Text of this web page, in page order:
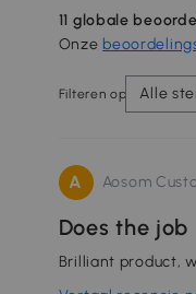
11 globale
Onze
Filteren op Alle
A Aosom
Does the job
Brilliant product,